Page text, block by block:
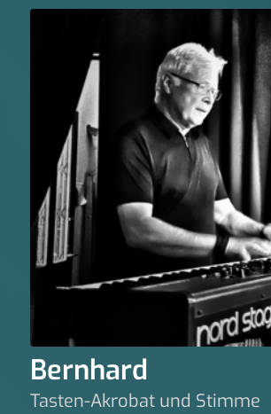
Bernhard
Tasten-Akrobat und Stimme